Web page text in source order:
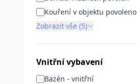
Kouření v objektu povoleno
Zobrazit vše (5)
Vnitřní vybavení
Bazén - vnitřní